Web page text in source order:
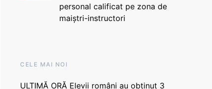
personal calificat pe zona de
maiștri-instructori
CELE MAI NOI
ULTIMĂ ORĂ Elevii români au obținut 3